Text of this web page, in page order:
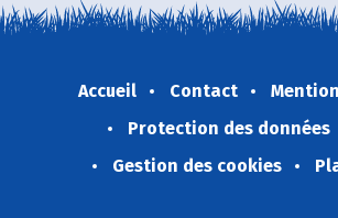
Accueil Contact
Protection des données
Gestion des cookies